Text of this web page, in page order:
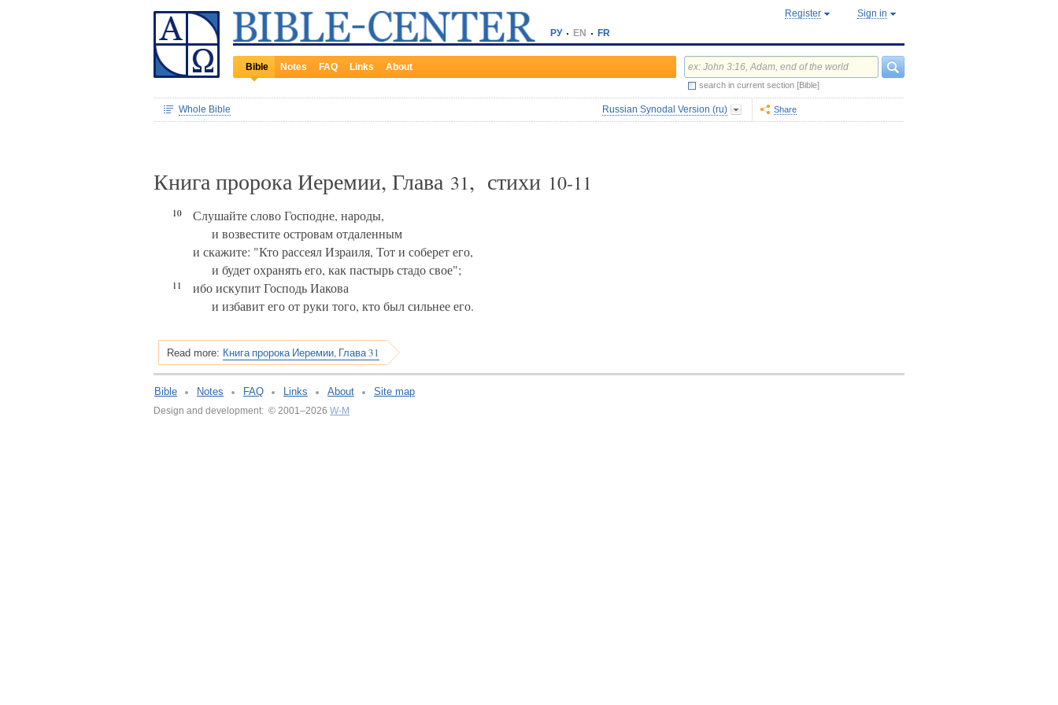
РУ EN FR
Register Sign in
Bible Notes FAQ Links About
search in current section [Bible]
Whole Bible Russian Synodal Version (ru) Share
Книга пророка Иеремии, Глава 31, стихи 10-11
10
Слушайте слово Господне, народы,
и возвестите островам отдаленным
и скажите: "Кто рассеял Израиля, Тот и соберет его,
и будет охранять его, как пастырь стадо свое";
11
ибо искупит Господь Иакова
и избавит его от руки того, кто был сильнее его.
Read more: Книга пророка Иеремии, Глава 31
Bible Notes FAQ Links About Site map
Design and development: © 2001–2026 W-M